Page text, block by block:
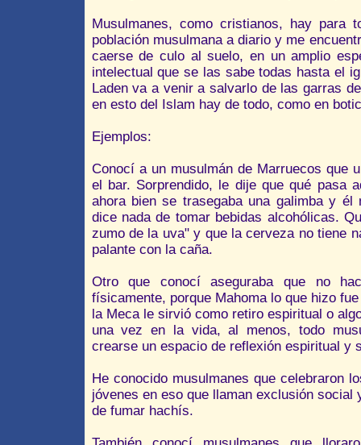
Musulmanes, como cristianos, hay para
población musulmana a diario y me
caerse de culo al suelo, en un amplio
intelectual que se las sabe todas hasta el
Laden va a venir a salvarlo de las garras
en esto del Islam hay de todo, como en
Ejemplos:
Conocí a un musulmán de Marruecos que
el bar. Sorprendido, le dije que qué pasa
ahora bien se trasegaba una galimba y
dice nada de tomar bebidas alcohólicas.
zumo de la uva" y que la cerveza no tiene
palante con la caña.
Otro que conocí aseguraba que no
físicamente, porque Mahoma lo que hizo
la Meca le sirvió como retiro espiritual o
una vez en la vida, al menos, todo
crearse un espacio de reflexión espiritual y
He conocido musulmanes que celebraron
jóvenes en eso que llaman exclusión
de fumar hachís.